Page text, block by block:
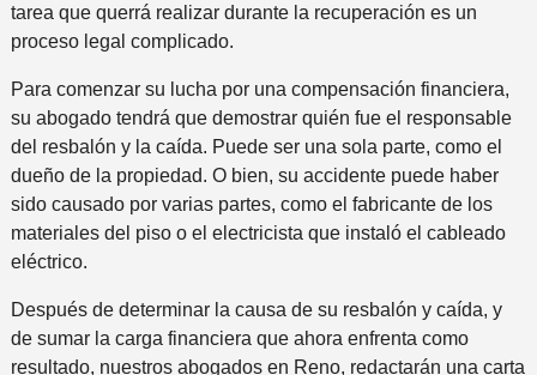
tarea que querrá realizar durante la recuperación es un
proceso legal complicado.
Para comenzar su lucha por una compensación financiera,
su abogado tendrá que demostrar quién fue el responsable
del resbalón y la caída. Puede ser una sola parte, como el
dueño de la propiedad. O bien, su accidente puede haber
sido causado por varias partes, como el fabricante de los
materiales del piso o el electricista que instaló el cableado
eléctrico.
Después de determinar la causa de su resbalón y caída, y
de sumar la carga financiera que ahora enfrenta como
resultado, nuestros abogados en Reno, redactarán una carta